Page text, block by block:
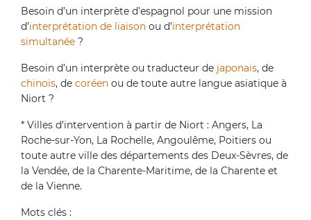
Besoin d’un interprète d’espagnol pour une mission
d’interprétation de liaison ou d’interprétation
simultanée ?
Besoin d’un interprète ou traducteur de japonais, de
chinois, de coréen ou de toute autre langue asiatique à
Niort ?
* Villes d’intervention à partir de Niort : Angers, La
Roche-sur-Yon, La Rochelle, Angoulême, Poitiers ou
toute autre ville des départements des Deux-Sèvres, de
la Vendée, de la Charente-Maritime, de la Charente et
de la Vienne.
Mots clés :